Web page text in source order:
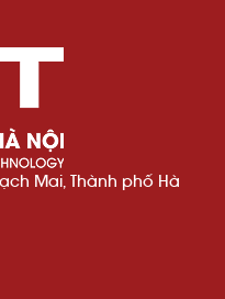
Mai, Thành phố Hà